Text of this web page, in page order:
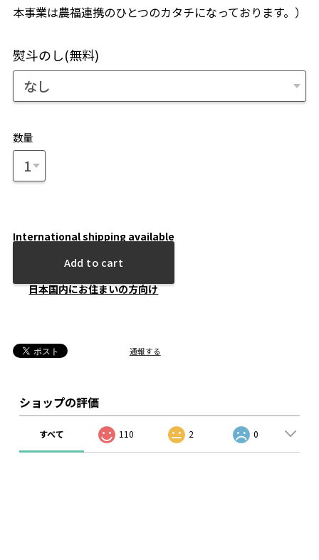
本事業は農福連携のひとつのカタチになっております。）
熨斗のし(無料)
数量
International shipping available
Add to cart
日本国内にお住まいの方向け
通報する
ショップの評価
すべて 110 2 0